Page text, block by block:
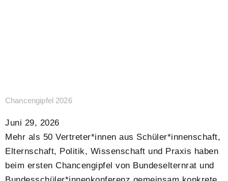
Chancengipfel 2026
Juni 29, 2026
Mehr als 50 Vertreter*innen aus Schüler*innenschaft,
Elternschaft, Politik, Wissenschaft und Praxis haben
beim ersten Chancengipfel von Bundeselternrat und